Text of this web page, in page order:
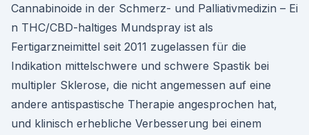
Cannabinoide in der Schmerz- und Palliativmedizin – Ei
n THC/CBD-haltiges Mundspray ist als
Fertigarzneimittel seit 2011 zugelassen für die
Indikation mittelschwere und schwere Spastik bei
multipler Sklerose, die nicht angemessen auf eine
andere antispastische Therapie angesprochen hat,
und klinisch erhebliche Verbesserung bei einem